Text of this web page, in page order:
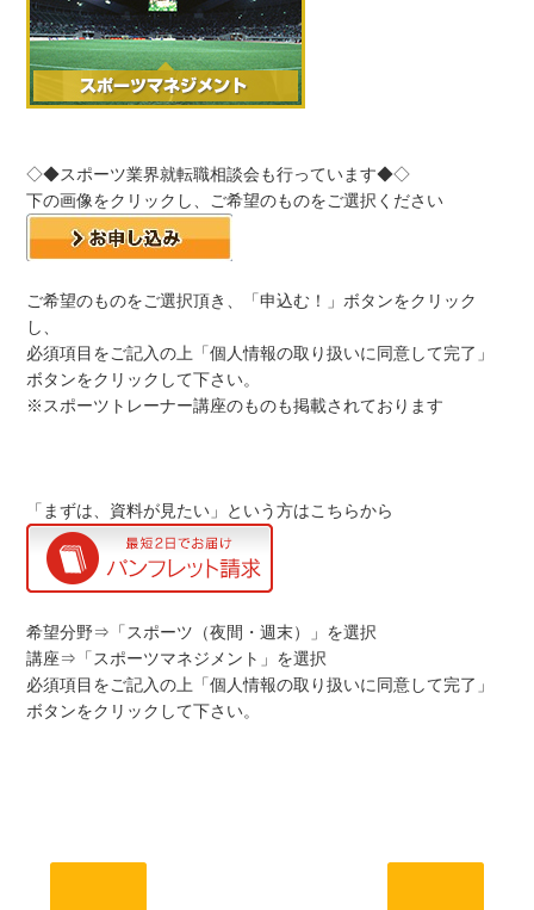
◇◆スポーツ業界就転職相談会も行っています◆◇
下の画像をクリックし、ご希望のものをご選択ください
ご希望のものをご選択頂き、「申込む！」ボタンをクリック
し、
必須項目をご記入の上「個人情報の取り扱いに同意して完了」
ボタンをクリックして下さい。
※スポーツトレーナー講座のものも掲載されております
「まずは、資料が見たい」という方はこちらから
希望分野⇒「スポーツ（夜間・週末）」を選択
講座⇒「スポーツマネジメント」を選択
必須項目をご記入の上「個人情報の取り扱いに同意して完了」
ボタンをクリックして下さい。